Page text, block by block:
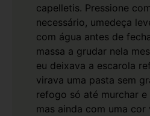
capelletis. Pressione
necessário, umedeça
com água antes de
massa a grudar nela
eu deixava a escarola
virava uma pasta sem
refogo só até murchar e
mas ainda com uma cor